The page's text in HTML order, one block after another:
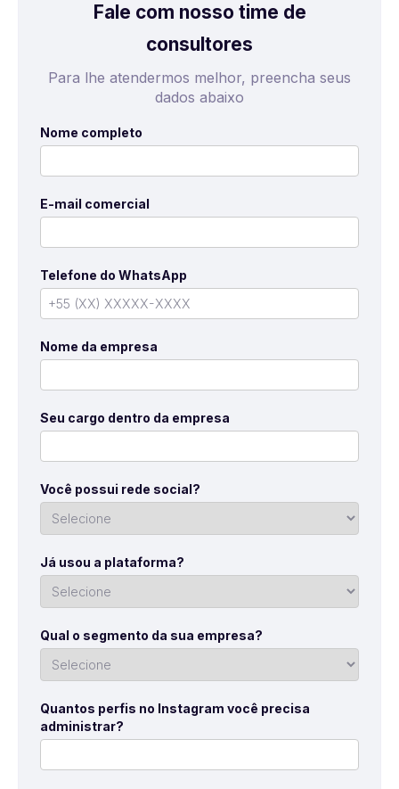
Fale com nosso time de
consultores
Para lhe atendermos melhor, preencha seus
dados abaixo
Nome completo
E-mail comercial
Telefone do WhatsApp
Nome da empresa
Seu cargo dentro da empresa
Você possui rede social?
Já usou a plataforma?
Qual o segmento da sua empresa?
Quantos perfis no Instagram você precisa
administrar?